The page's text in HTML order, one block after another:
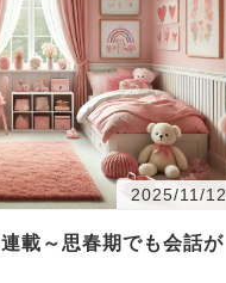
2025/11/12
載～思春期でも会話が